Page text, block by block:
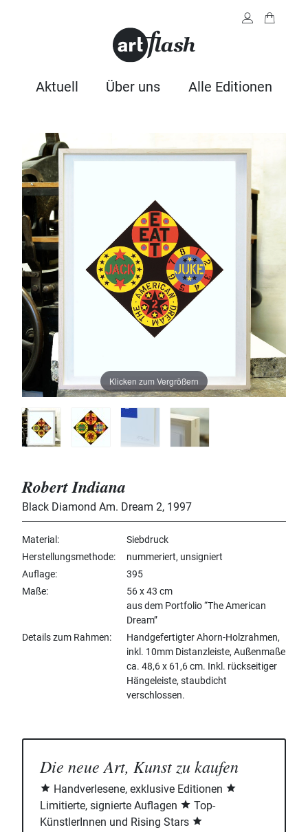
Aktuell Über uns Alle Editionen
Klicken zum Vergrößern
Robert Indiana
Black Diamond Am. Dream 2, 1997
Material
Siebdruck
Herstellungsmethode
nummeriert, unsigniert
Auflage
395
Maße
56 x 43 cm
aus dem Portfolio “The American
Dream”
Details zum Rahmen
Handgefertigter Ahorn-Holzrahmen,
inkl. 10mm Distanzleiste, Außenmaße
ca. 48,6 x 61,6 cm. Inkl. rückseitiger
Hängeleiste, staubdicht
verschlossen.
Die neue Art, Kunst zu kaufen
Handverlesene, exklusive Editionen
Limitierte, signierte Auflagen
Top-
KünstlerInnen und Rising Stars